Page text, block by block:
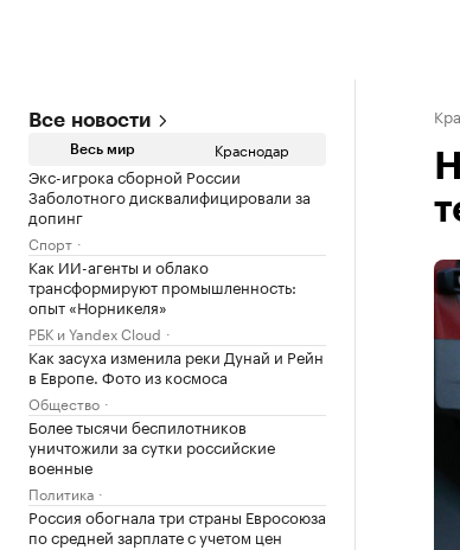
Все новости
Весь мир Краснодар
Экс-игрока сборной России
Заболотного дисквалифицировали за
допинг
Спорт
Как ИИ-агенты и облако
трансформируют промышленность:
опыт «Норникеля»
РБК и Yandex Cloud
Как засуха изменила реки Дунай и Рейн
в Европе. Фото из космоса
Общество
Более тысячи беспилотников
уничтожили за сутки российские
военные
Политика
Россия обогнала три страны Евросоюза
по средней зарплате с учетом цен